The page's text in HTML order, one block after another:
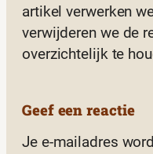
artikel verwerken
verwijderen we de
overzichtelijk te
Geef een reactie
Je e-mailadres